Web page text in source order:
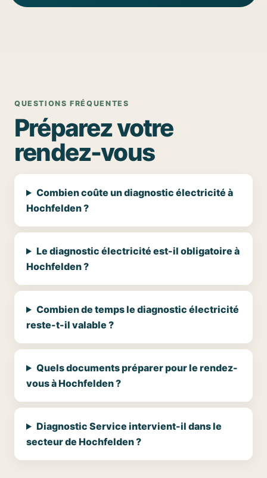
QUESTIONS FRÉQUENTES
Préparez votre
rendez-vous
Combien coûte un diagnostic électricité à
Hochfelden ?
Le diagnostic électricité est-il obligatoire à
Hochfelden ?
Combien de temps le diagnostic électricité
reste-t-il valable ?
Quels documents préparer pour le rendez-
vous à Hochfelden ?
Diagnostic Service intervient-il dans le
secteur de Hochfelden ?